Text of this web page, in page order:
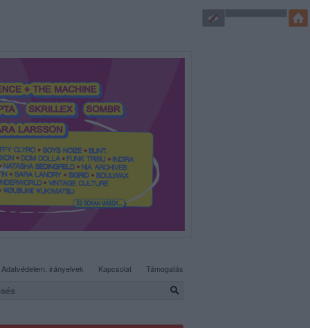
Adatvédelem, irányelvek Kapcsolat Támogatás
SÜTI BEÁLLÍTÁSOK MÓDOSÍTÁSA